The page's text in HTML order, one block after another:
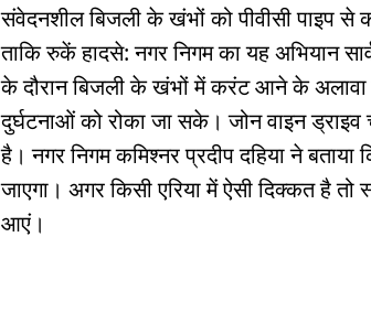
संवेदनशील बिजली के खंभों को पीवीसी पाइप से
ताकि रुकें हादसे: नगर निगम का यह अभियान
के दौरान बिजली के खंभों में करंट आने के
दुर्घटनाओं को रोका जा सके। जोन वाइन
है। नगर निगम कमिश्नर प्रदीप दहिया ने
जाएगा। अगर किसी एरिया में ऐसी दिक्कत है
आएं।